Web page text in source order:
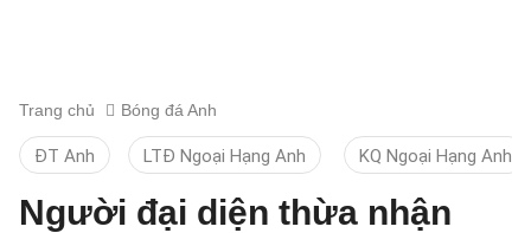
Trang chủ Bóng đá Anh
ĐT Anh LTĐ Ngoại Hạng Anh KQ Ngoại Hạng Anh
Người đại diện thừa nhận